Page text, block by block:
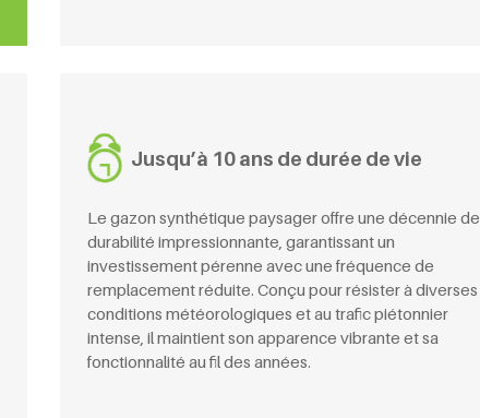
Jusqu’à 10 ans de durée de vie
Le gazon synthétique paysager offre une décennie de
durabilité impressionnante, garantissant un
investissement pérenne avec une fréquence de
remplacement réduite. Conçu pour résister à diverses
conditions météorologiques et au trafic piétonnier
intense, il maintient son apparence vibrante et sa
fonctionnalité au fil des années.